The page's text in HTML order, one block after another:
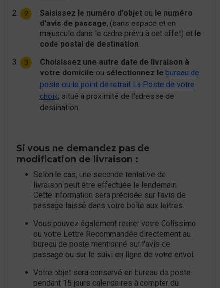
Saisissez le numéro d'objet ou le numéro
d'avis de passage, (sans espace et en
majuscule dans le cadre prévu à cet effet) et le
code postal de destination.
Choisissez une autre date de livraison à
votre domicile ou sélectionnez le bureau de
poste ou le point de retrait La Poste de votre
choix, situé à proximité de l'adresse de
destination.
Si vous ne demandez pas de
modification de livraison :
Selon le cas, une seconde tentative de
livraison peut être effectuée le lendemain.
Cette information sera précisée sur l’avis de
passage laissé dans votre boîte aux lettres.
Vous pouvez également retirer votre Colissimo
ou votre Lettre Recommandée directement au
bureau de poste mentionné sur l'avis de
passage ou sur le suivi en ligne de votre envoi.
Votre objet sera conservé en bureau de poste
pendant 15 jours calendaires à compter du